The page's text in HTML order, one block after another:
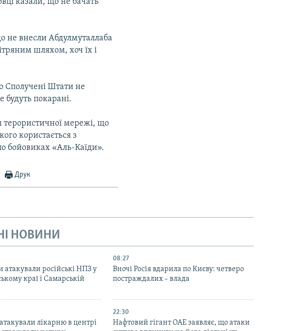
казали, що не бачать
внесли Абдулмуталлаба
шляхом, хоч їх і
Сполучені Штати не
будуть покарані.
терористичної мережі, що
користається з
бойовиках «Аль-Каїди».
Друк
НОВИНИ
атакували російські НПЗ у
краї і Самарській
08:27
Вночі Росія вдарила по Києву: четверо
постраждалих – влада
лікарню в центрі
22:30
Нафтовий гігант ОАЕ заявляє, що атаки